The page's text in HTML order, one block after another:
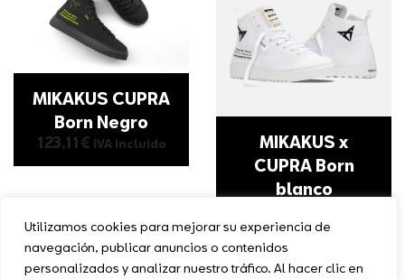
Utilizamos cookies para mejorar su experiencia de
navegación, publicar anuncios o contenidos
personalizados y analizar nuestro tráfico. Al hacer clic en
MIKAKUS CUPRA
Born Negro
123,11€ IVA incluido
MIKAKUS x
CUPRA Born
blanco